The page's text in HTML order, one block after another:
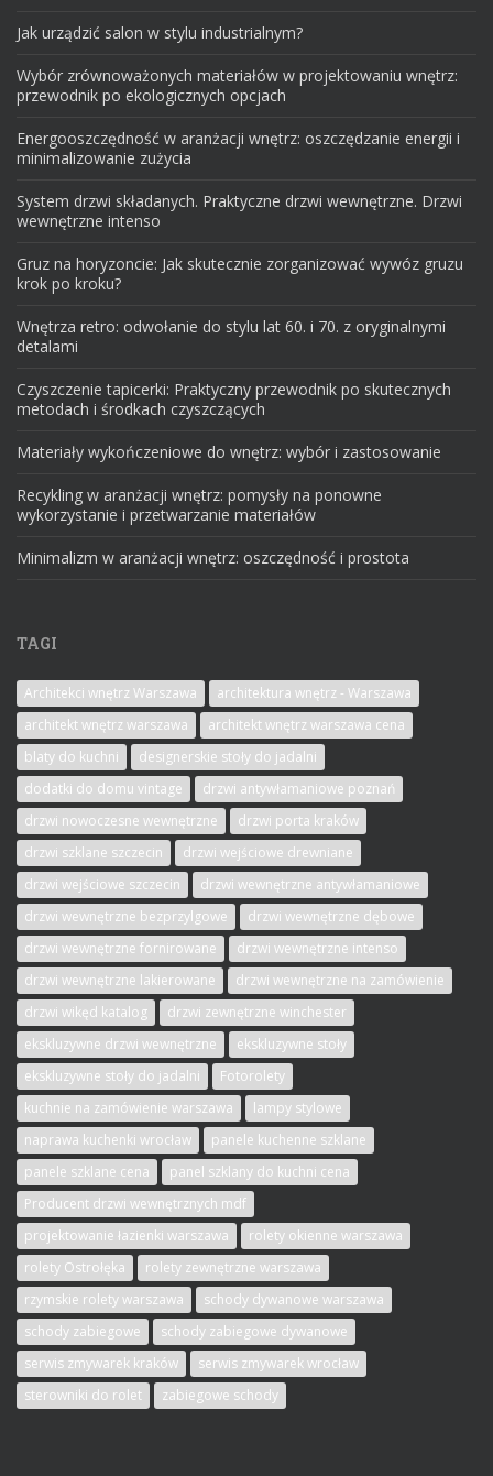
Jak urządzić salon w stylu industrialnym?
Wybór zrównoważonych materiałów w projektowaniu wnętrz:
przewodnik po ekologicznych opcjach
Energooszczędność w aranżacji wnętrz: oszczędzanie energii i
minimalizowanie zużycia
System drzwi składanych. Praktyczne drzwi wewnętrzne. Drzwi
wewnętrzne intenso
Gruz na horyzoncie: Jak skutecznie zorganizować wywóz gruzu
krok po kroku?
Wnętrza retro: odwołanie do stylu lat 60. i 70. z oryginalnymi
detalami
Czyszczenie tapicerki: Praktyczny przewodnik po skutecznych
metodach i środkach czyszczących
Materiały wykończeniowe do wnętrz: wybór i zastosowanie
Recykling w aranżacji wnętrz: pomysły na ponowne
wykorzystanie i przetwarzanie materiałów
Minimalizm w aranżacji wnętrz: oszczędność i prostota
TAGI
Architekci wnętrz Warszawa
architektura wnętrz - Warszawa
architekt wnętrz warszawa
architekt wnętrz warszawa cena
blaty do kuchni
designerskie stoły do jadalni
dodatki do domu vintage
drzwi antywłamaniowe poznań
drzwi nowoczesne wewnętrzne
drzwi porta kraków
drzwi szklane szczecin
drzwi wejściowe drewniane
drzwi wejściowe szczecin
drzwi wewnętrzne antywłamaniowe
drzwi wewnętrzne bezprzylgowe
drzwi wewnętrzne dębowe
drzwi wewnętrzne fornirowane
drzwi wewnętrzne intenso
drzwi wewnętrzne lakierowane
drzwi wewnętrzne na zamówienie
drzwi wikęd katalog
drzwi zewnętrzne winchester
ekskluzywne drzwi wewnętrzne
ekskluzywne stoły
ekskluzywne stoły do jadalni
Fotorolety
kuchnie na zamówienie warszawa
lampy stylowe
naprawa kuchenki wrocław
panele kuchenne szklane
panele szklane cena
panel szklany do kuchni cena
Producent drzwi wewnętrznych mdf
projektowanie łazienki warszawa
rolety okienne warszawa
rolety Ostrołęka
rolety zewnętrzne warszawa
rzymskie rolety warszawa
schody dywanowe warszawa
schody zabiegowe
schody zabiegowe dywanowe
serwis zmywarek kraków
serwis zmywarek wrocław
sterowniki do rolet
zabiegowe schody